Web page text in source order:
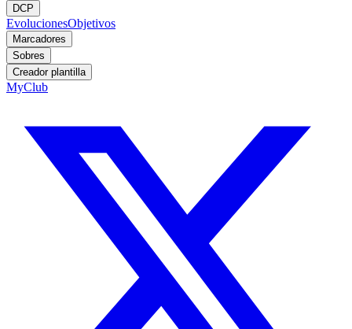
DCP
EvolucionesObjetivos
Marcadores
Sobres
Creador plantilla
MyClub